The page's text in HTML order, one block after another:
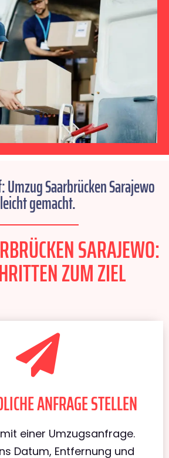
Saarbrücken Sarajewo
leicht gemacht.
SARAJEWO:
ZUM ZIEL
ANFRAGE STELLEN
einer Umzugsanfrage.
Datum, Entfernung und